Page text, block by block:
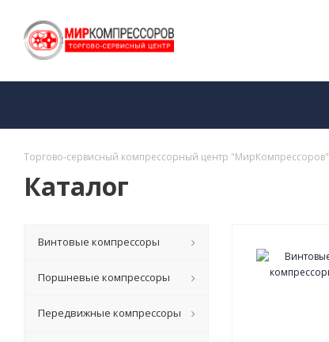
Торгово-сервисный компрессорный центр "МирКомпрессоров"
Каталог
Винтовые компрессоры
Поршневые компрессоры
Передвижные компрессоры